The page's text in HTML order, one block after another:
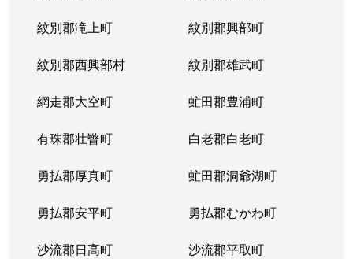
紋別郡滝上町 紋別郡興部町
紋別郡西興部村 紋別郡雄武町
網走郡大空町 虻田郡豊浦町
有珠郡壮瞥町 白老郡白老町
勇払郡厚真町 虻田郡洞爺湖町
勇払郡安平町 勇払郡むかわ町
沙流郡日高町 沙流郡平取町